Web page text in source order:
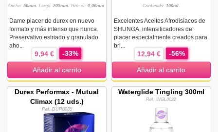
Ancho:56mm. Largo:205mm. Grosor:0,06mm.
Dame placer de durex en nuevo
formato y más intenso que nunca.
Preservativo estriado y granulado
aho...
9,94 € -33%
Añadir al carrito
Contenido: 100ml.
Excelentes Aceites Afrodisíacos de
SHUNGA, intensificadores de
placer especialmente creados para
bri...
12,94 € -56%
Añadir al carrito
Durex Performax - Mutual
Climax (12 uds.)
Ref. DUR0088
Waterglide Tingling 300ml
Ref. WGL0022